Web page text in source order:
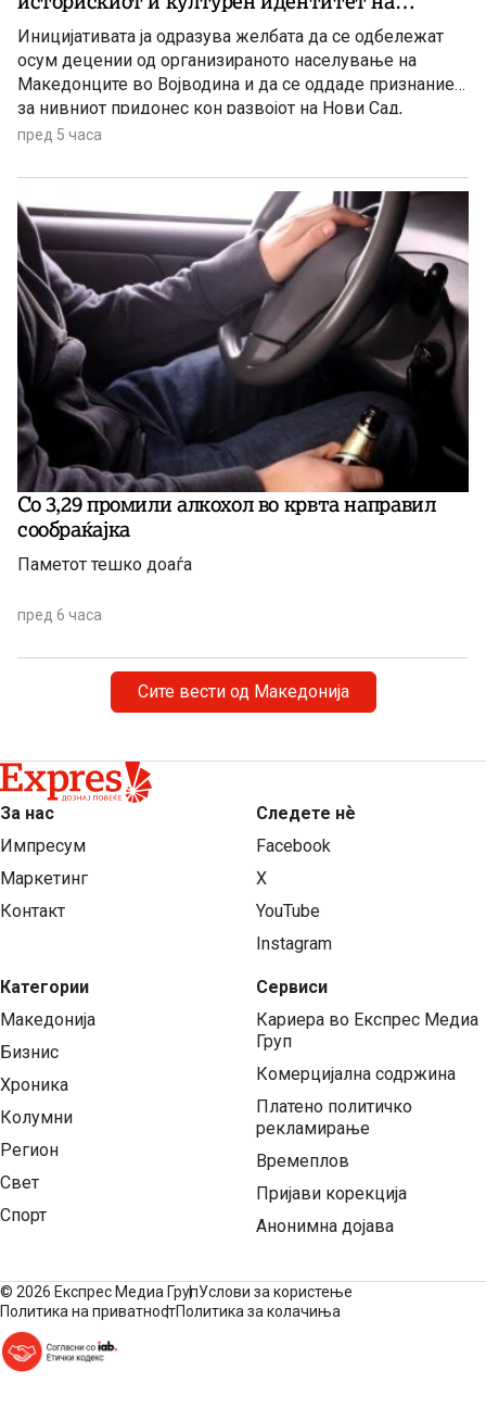
македонскиот народ
Иницијативата ја одразува желбата да се одбележат
осум децении од организираното населување на
Македонците во Војводина и да се оддаде признание
за нивниот придонес кон развојот на Нови Сад,
Војводина и Србија
пред 5 часа
Со 3,29 промили алкохол во крвта направил
сообраќајка
Паметот тешко доаѓа
пред 6 часа
Сите вести од Македонија
За нас
Импресум
Маркетинг
Контакт
Категории
Македонија
Бизнис
Хроника
Колумни
Регион
Свет
Спорт
Следете нѐ
Facebook
X
YouTube
Instagram
Сервиси
Кариера во Експрес Медиа
Груп
Комерцијална содржина
Платено политичко
рекламирање
Времеплов
Пријави корекција
Анонимна дојава
© 2026 Експрес Медиа ГрупУслови за користење
Политика на приватностПолитика за колачиња